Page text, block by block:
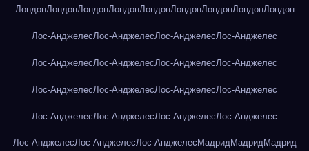
ЛондонЛондонЛондонЛондонЛондонЛондонЛондонЛондонЛондон
Лос-АнджелесЛос-АнджелесЛос-АнджелесЛос-Анджелес
Лос-АнджелесЛос-АнджелесЛос-АнджелесЛос-Анджелес
Лос-АнджелесЛос-АнджелесЛос-АнджелесЛос-Анджелес
Лос-АнджелесЛос-АнджелесЛос-АнджелесЛос-Анджелес
Лос-АнджелесЛос-АнджелесЛос-Анджелес МадридМадридМадрид